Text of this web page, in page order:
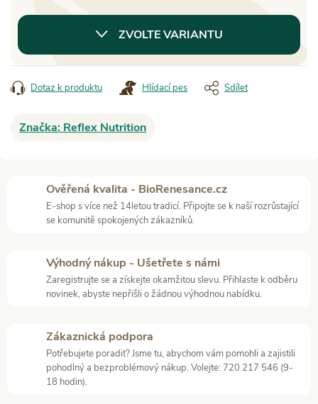
ZVOLTE VARIANTU
Dotaz k produktu Hlídací pes Sdílet
Značka: Reflex Nutrition
Ověřená kvalita - BioRenesance.cz
E-shop s více než 14letou tradicí. Připojte se k naší rozrůstající
se komunitě spokojených zákazníků.
Výhodný nákup - Ušetřete s námi
Zaregistrujte se a získejte okamžitou slevu. Přihlaste k odběru
novinek, abyste nepřišli o žádnou výhodnou nabídku.
Zákaznická podpora
Potřebujete poradit? Jsme tu, abychom vám pomohli a zajistili
pohodlný a bezproblémový nákup. Volejte: 720 217 546 (9-
18 hodin).